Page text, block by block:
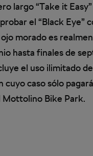
largo “Take it
el “Black Eye”
morado es
hasta finales de
el uso ilimitado
cuyo caso sólo
Bike Park.